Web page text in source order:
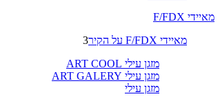
מאיידי F/FDX
מאיידי F/FDX על הקיר
3
מזגן עילי ART COOL
מזגן עילי ART GALERY
מזגן עילי